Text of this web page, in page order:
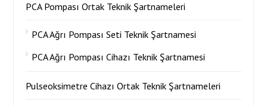
PCA Pompası Ortak Teknik Şartnameleri
PCA Ağrı Pompası Seti Teknik Şartnamesi
PCA Ağrı Pompası Cihazı Teknik Şartnamesi
Pulseoksimetre Cihazı Ortak Teknik Şartnameleri